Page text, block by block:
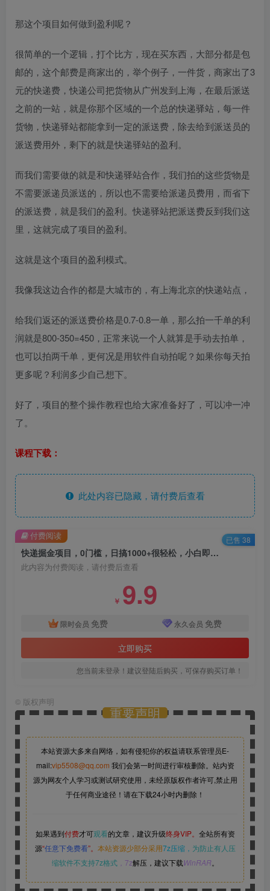
那这个项目如何做到盈利呢？​
很简单的一个逻辑，打个比方，现在买东西，大部分都是包
邮的，这个邮费是商家出的，举个例子，一件货，商家出了3
元的快递费，快递公司把货物从广州发到上海，在最后派送
之前的一站，就是你那个区域的一个总的快递驿站，每一件
货物，快递驿站都能拿到一定的派送费，除去给到派送员的
派送费用外，剩下的就是快递驿站的盈利。​
而我们需要做的就是和快递驿站合作，我们拍的这些货物是
不需要派递员派送的，所以也不需要给派递员费用，而省下
的派送费，就是我们的盈利。快递驿站把派送费反到我们这
里，这就完成了项目的盈利。​
这就是这个项目的盈利模式。​
我像我这边合作的都是大城市的，有上海北京的快递站点，​
给我们返还的派送费价格是0.7-0.8一单，那么拍一千单的利
润就是800-350=450，正常来说一个人就算是手动去拍单，
也可以拍两千单，更何况是用软件自动拍呢？如果你每天拍
更多呢？利润多少自己想下。​
好了，项目的整个操作教程也给大家准备好了，可以冲一冲
了。
课程下载：
此处内容已隐藏，请付费后查看
快递掘金项目，0门槛，日搞1000+很轻松，小白即可上手
此内容为付费阅读，请付费后查看
￥ 9.9
限时会员 免费 永久会员 免费
立即购买
您当前未登录！建议登陆后购买，可保存购买订单！
付费阅读 已售 38
© 版权声明
重要声明
本站资源大多来自网络，如有侵犯你的权益请联系管理员E-
mail:vip5508@qq.com 我们会第一时间进行审核删除。站内资
源为网友个人学习或测试研究使用，未经原版权作者许可,禁止用
于任何商业途径！请在下载24小时内删除！
如果遇到付费才可观看的文章，建议升级终身VIP。 全站所有资
源“任意下免费看”。 本站资源少部分采用7z压缩， 为防止有人压
缩软件不支持7z格式，7z解压，建议下载WinRAR。